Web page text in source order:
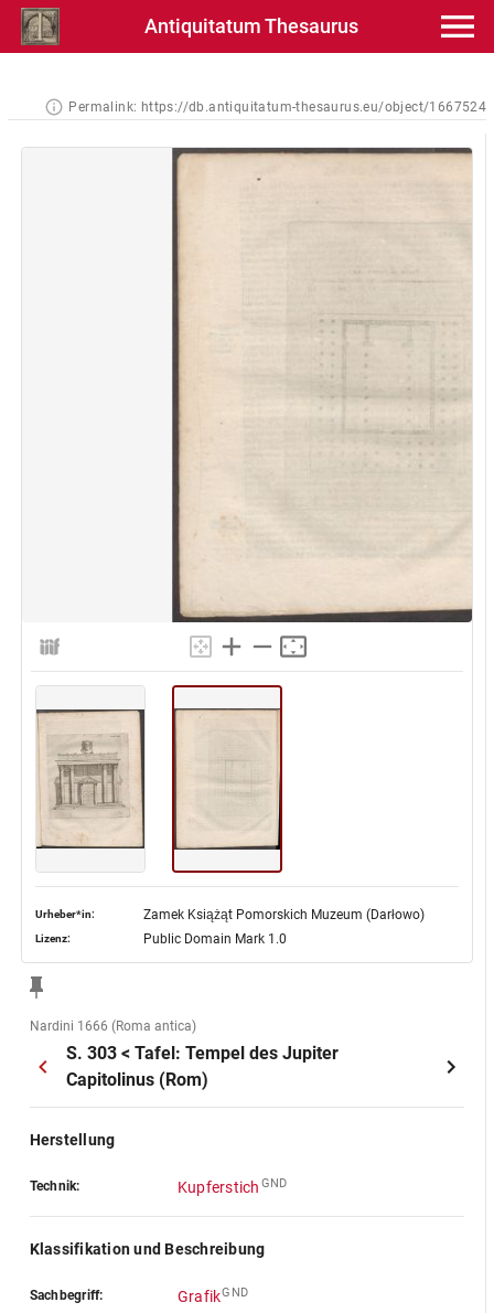
Antiquitatum Thesaurus
Permalink: https://db.antiquitatum-thesaurus.eu/object/1667524
Urheber*in: Zamek Książąt Pomorskich Muzeum (Darłowo)
Lizenz: Public Domain Mark 1.0
Nardini 1666 (Roma antica)
S. 303 < Tafel: Tempel des Jupiter
Capitolinus (Rom)
Herstellung
Technik: Kupferstich GND
Klassifikation und Beschreibung
Sachbegriff: GrafikGND